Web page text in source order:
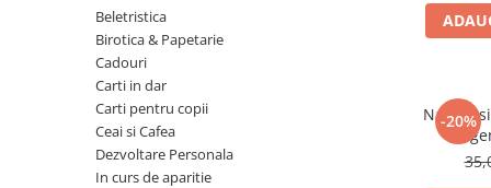
Numerologie
Paranormal
Parapsihologie
ReConnect
Beletristica
Birotica & Papetarie
Cadouri
Carti in dar
Carti pentru copii
Ceai si Cafea
Dezvoltare Personala
In curs de aparitie
-20%
Natura